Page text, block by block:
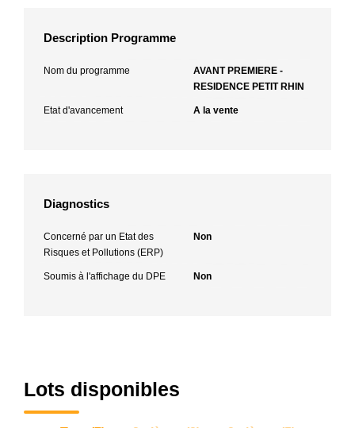
Description Programme
Nom du programme
AVANT PREMIERE -
RESIDENCE PETIT RHIN
Etat d'avancement A la vente
Diagnostics
Concerné par un Etat des
Risques et Pollutions (ERP)
Non
Soumis à l'affichage du DPE Non
Lots disponibles